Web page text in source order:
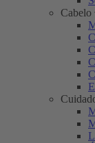
Cabelo